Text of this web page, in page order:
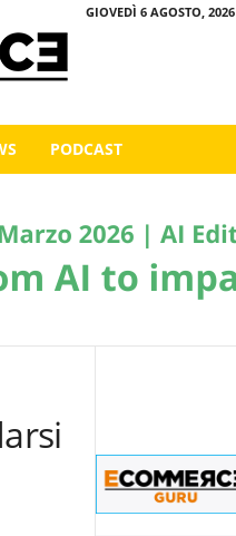
GIOVEDÌ 6 AGOSTO, 2026
PODCAST